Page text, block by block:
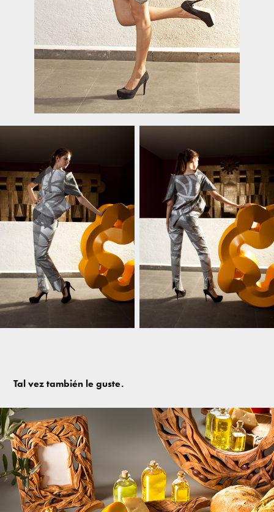
Tal vez también le guste.